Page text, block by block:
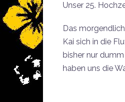
Unser 25.
Das
Kai sich in die
bisher nur
haben uns die